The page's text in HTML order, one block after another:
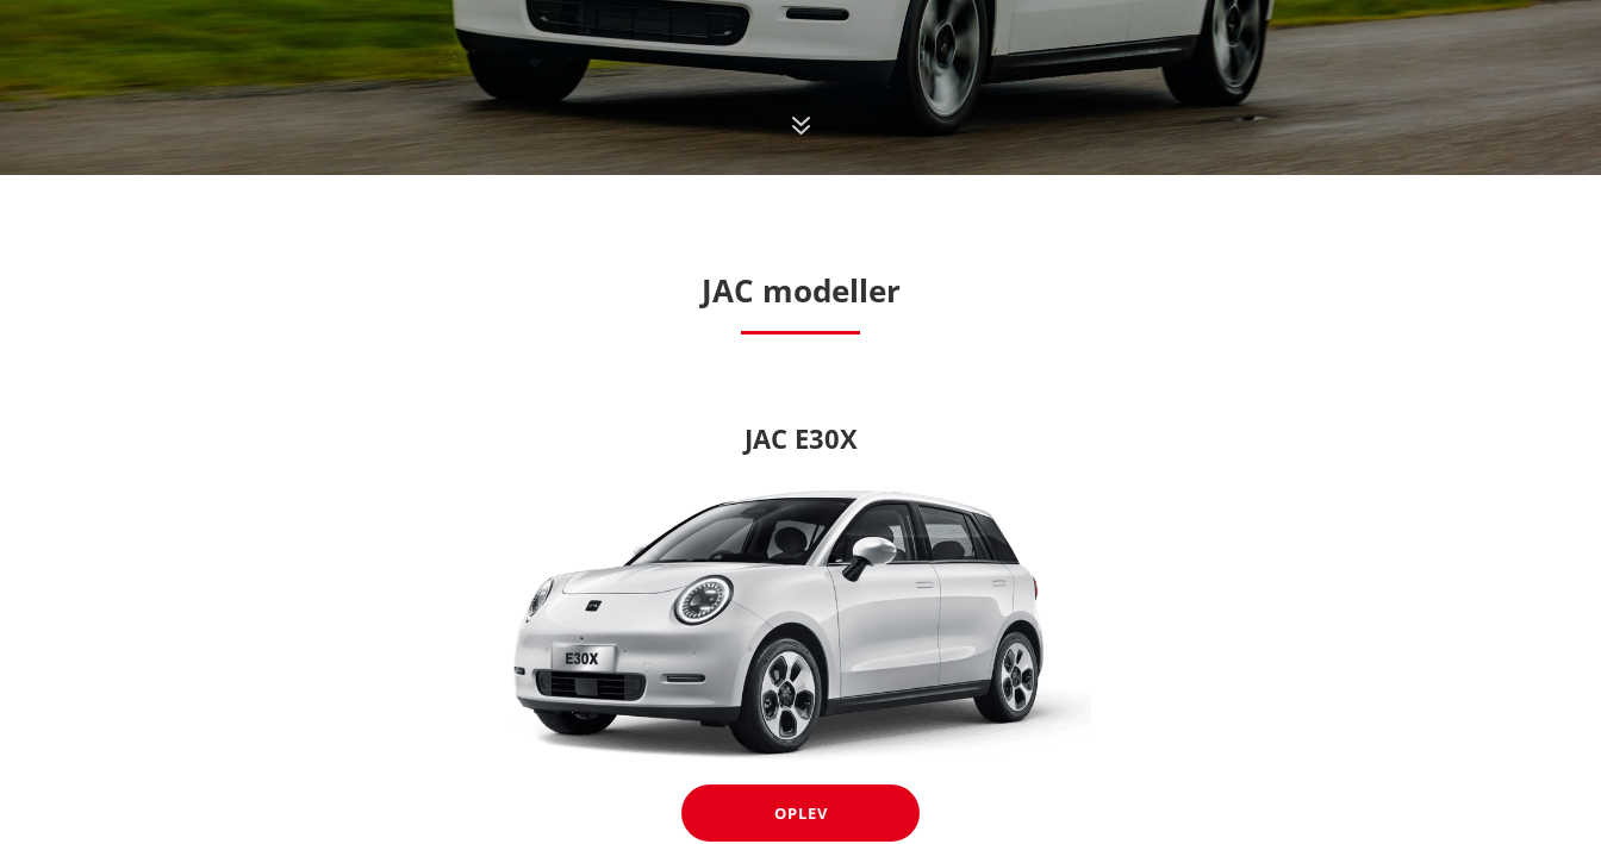
7
JAC modeller
JAC E30X
OPLEV